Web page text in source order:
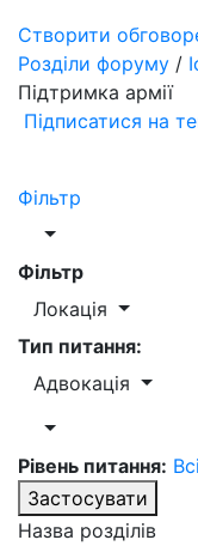
Створити
Розділи форуму /
Підтримка армії
Підписатися на
Фільтр
Фільтр
Локація
Тип питання:
Адвокація
Рівень питання: Всі
Застосувати
Назва розділів